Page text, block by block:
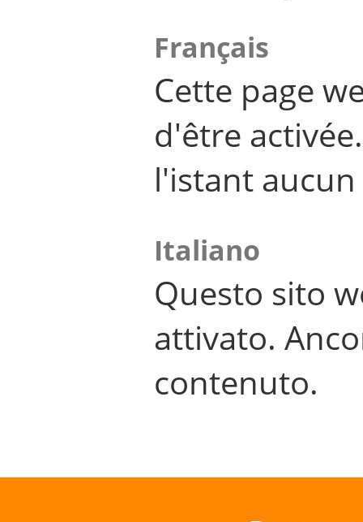
Français
Cette page
d'être
l'istant
Italiano
Questo sito
attivato.
contenuto.